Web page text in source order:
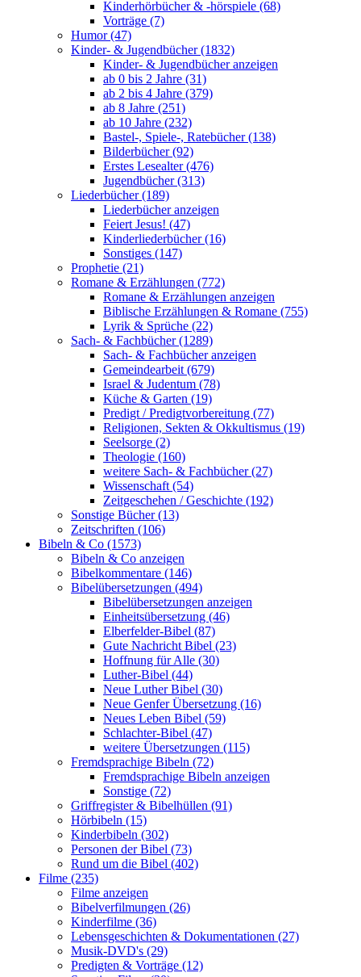
Kinderhörbücher & -hörspiele (68)
Vorträge (7)
Humor (47)
Kinder- & Jugendbücher (1832)
Kinder- & Jugendbücher anzeigen
ab 0 bis 2 Jahre (31)
ab 2 bis 4 Jahre (379)
ab 8 Jahre (251)
ab 10 Jahre (232)
Bastel-, Spiele-, Ratebücher (138)
Bilderbücher (92)
Erstes Lesealter (476)
Jugendbücher (313)
Liederbücher (189)
Liederbücher anzeigen
Feiert Jesus! (47)
Kinderliederbücher (16)
Sonstiges (147)
Prophetie (21)
Romane & Erzählungen (772)
Romane & Erzählungen anzeigen
Biblische Erzählungen & Romane (755)
Lyrik & Sprüche (22)
Sach- & Fachbücher (1289)
Sach- & Fachbücher anzeigen
Gemeindearbeit (679)
Israel & Judentum (78)
Küche & Garten (19)
Predigt / Predigtvorbereitung (77)
Religionen, Sekten & Okkultismus (19)
Seelsorge (2)
Theologie (160)
weitere Sach- & Fachbücher (27)
Wissenschaft (54)
Zeitgeschehen / Geschichte (192)
Sonstige Bücher (13)
Zeitschriften (106)
Bibeln & Co (1573)
Bibeln & Co anzeigen
Bibelkommentare (146)
Bibelübersetzungen (494)
Bibelübersetzungen anzeigen
Einheitsübersetzung (46)
Elberfelder-Bibel (87)
Gute Nachricht Bibel (23)
Hoffnung für Alle (30)
Luther-Bibel (44)
Neue Luther Bibel (30)
Neue Genfer Übersetzung (16)
Neues Leben Bibel (59)
Schlachter-Bibel (47)
weitere Übersetzungen (115)
Fremdsprachige Bibeln (72)
Fremdsprachige Bibeln anzeigen
Sonstige (72)
Griffregister & Bibelhüllen (91)
Hörbibeln (15)
Kinderbibeln (302)
Personen der Bibel (73)
Rund um die Bibel (402)
Filme (235)
Filme anzeigen
Bibelverfilmungen (26)
Kinderfilme (36)
Lebensgeschichten & Dokumentationen (27)
Musik-DVD's (29)
Predigten & Vorträge (12)